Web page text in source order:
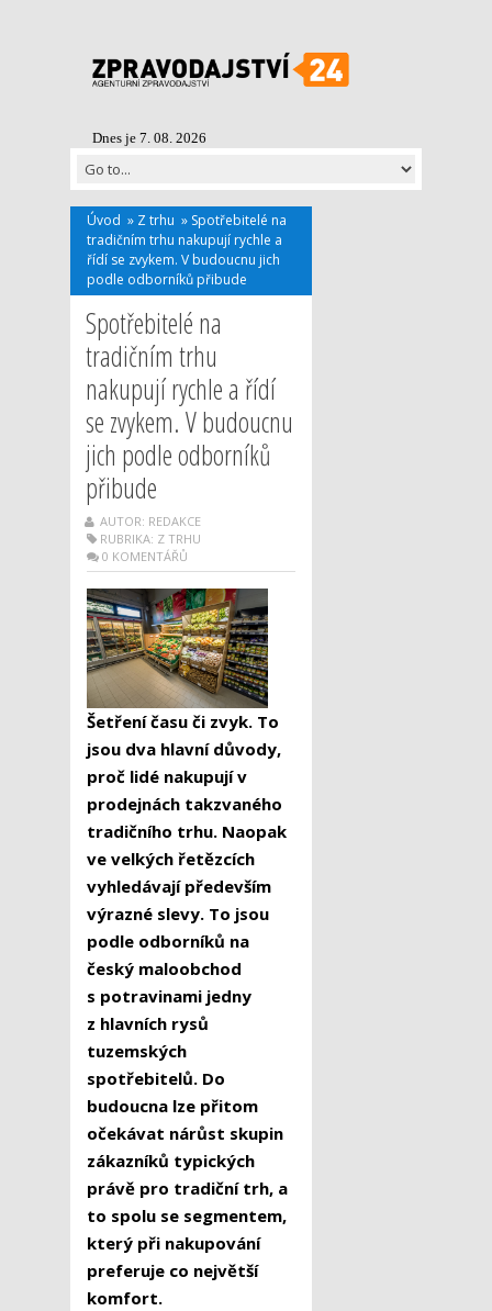
Dnes je 7. 08. 2026
Úvod » Z trhu » Spotřebitelé na
tradičním trhu nakupují rychle a
řídí se zvykem. V budoucnu jich
podle odborníků přibude
Spotřebitelé na
tradičním trhu
nakupují rychle a řídí
se zvykem. V budoucnu
jich podle odborníků
přibude
AUTOR: REDAKCE
RUBRIKA: Z TRHU
0 KOMENTÁŘŮ
Šetření času či zvyk. To
jsou dva hlavní důvody,
proč lidé nakupují v
prodejnách takzvaného
tradičního trhu. Naopak
ve velkých řetězcích
vyhledávají především
výrazné slevy. To jsou
podle odborníků na
český maloobchod
s potravinami jedny
z hlavních rysů
tuzemských
spotřebitelů. Do
budoucna lze přitom
očekávat nárůst skupin
zákazníků typických
právě pro tradiční trh, a
to spolu se segmentem,
který při nakupování
preferuje co největší
komfort.